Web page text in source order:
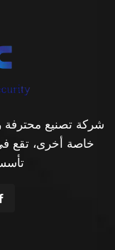
شركة تصنيع محترفة
خاصة أخرى، تقع